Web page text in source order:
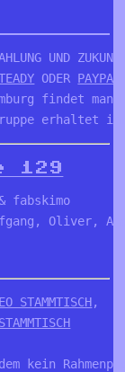
UND
ODER
findet man
erhaltet
129
fabskimo
Oliver,
STAMMTISCH,
kein